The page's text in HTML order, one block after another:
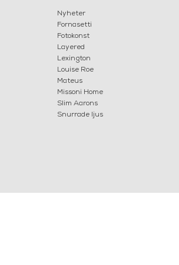
Nyheter
Fornasetti
Fotokonst
Layered
Lexington
Louise Roe
Mateus
Missoni Home
Slim Aarons
Snurrade ljus